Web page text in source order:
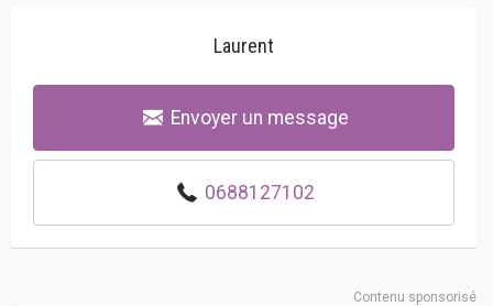
Laurent
Envoyer un message
0688127102
Contenu sponsorisé